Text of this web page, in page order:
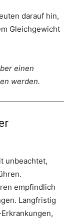
darauf hin,
Gleichgewicht
einen
werden.
unbeachtet,
empfindlich
Langfristig